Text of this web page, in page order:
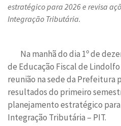
estratégico para 2026 e revisa
Integração Tributária.
Na manhã do dia 1º de
de Educação Fiscal de
reunião na sede da Prefeitura
resultados do primeiro
planejamento estratégico para
Integração Tributária – PIT.